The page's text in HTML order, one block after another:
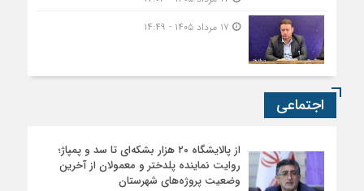
اجتماعی
از پالایشگاه ۲۰ هزار بشکه‌ای تا سد و پمپاژ؛
روایت نماینده پلدختر و معمولان از آخرین
وضعیت پروژه‌های شهرستان